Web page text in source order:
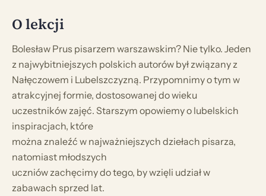
O lekcji
Bolesław Prus pisarzem warszawskim? Nie tylko. Jeden
z najwybitniejszych polskich autorów był związany z
Nałęczowem i Lubelszczyzną. Przypomnimy o tym w
atrakcyjnej formie, dostosowanej do wieku
uczestników zajęć. Starszym opowiemy o lubelskich
inspiracjach, które
można znaleźć w najważniejszych dziełach pisarza,
natomiast młodszych
uczniów zachęcimy do tego, by wzięli udział w
zabawach sprzed lat.